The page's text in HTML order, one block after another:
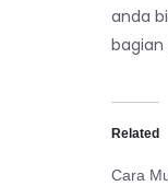
anda
bagian
Related
Cara